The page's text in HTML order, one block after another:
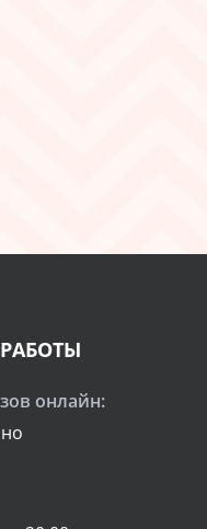
онлайн: